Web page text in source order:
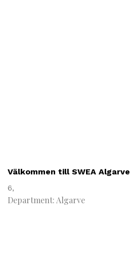
Välkommen till SWEA Algarve
6,
Department: Algarve